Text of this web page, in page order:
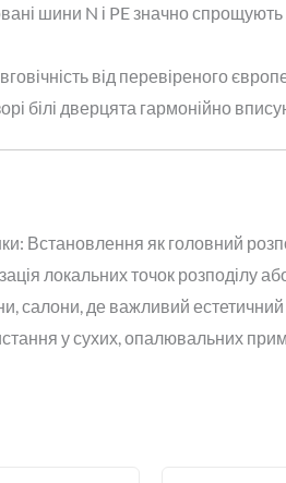
шини N і PE значно спрощують
від перевіреного
білі дверцята гармонійно
Встановлення як головний
локальних точок розподілу
салони, де важливий
у сухих, опалювальних